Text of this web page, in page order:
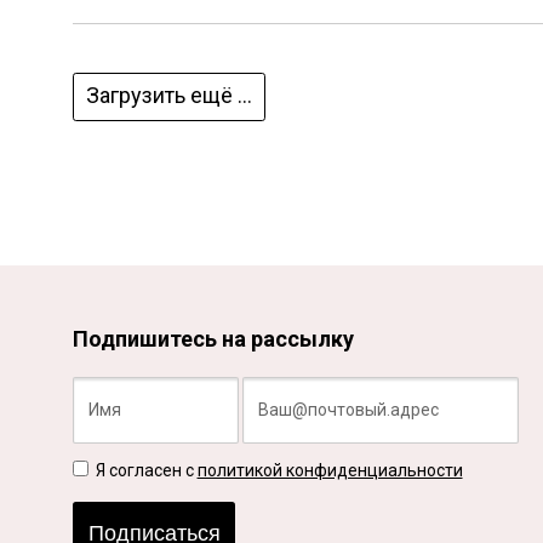
Загрузить ещё ...
Подпишитесь на рассылку
Я согласен сполитикой конфиденциальности
Подписаться